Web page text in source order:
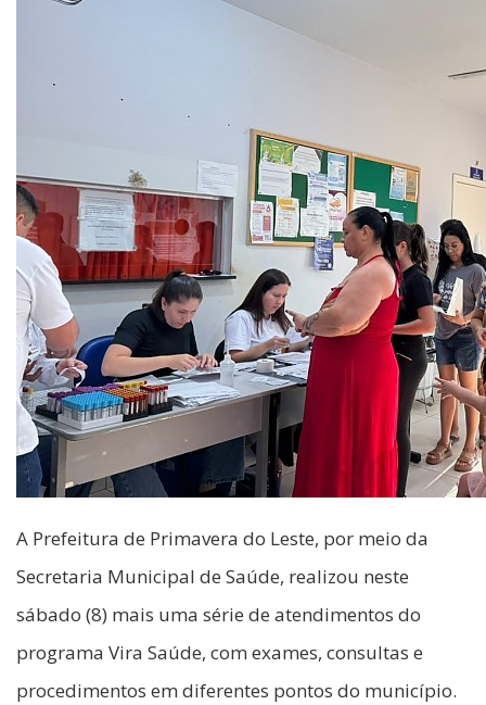
A Prefeitura de Primavera do Leste, por meio da
Secretaria Municipal de Saúde, realizou neste
sábado (8) mais uma série de atendimentos do
programa Vira Saúde, com exames, consultas e
procedimentos em diferentes pontos do município.